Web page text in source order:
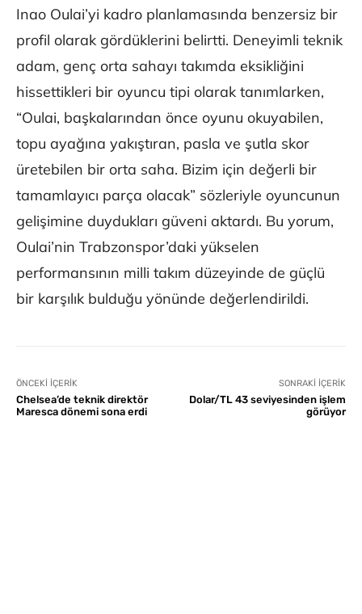
Inao Oulai’yi kadro planlamasında benzersiz bir
profil olarak gördüklerini belirtti. Deneyimli teknik
adam, genç orta sahayı takımda eksikliğini
hissettikleri bir oyuncu tipi olarak tanımlarken,
“Oulai, başkalarından önce oyunu okuyabilen,
topu ayağına yakıştıran, pasla ve şutla skor
üretebilen bir orta saha. Bizim için değerli bir
tamamlayıcı parça olacak” sözleriyle oyuncunun
gelişimine duydukları güveni aktardı. Bu yorum,
Oulai’nin Trabzonspor’daki yükselen
performansının milli takım düzeyinde de güçlü
bir karşılık bulduğu yönünde değerlendirildi.
ÖNCEKI İÇERIK
Chelsea’de teknik direktör
Maresca dönemi sona erdi
SONRAKI İÇERIK
Dolar/TL 43 seviyesinden işlem
görüyor